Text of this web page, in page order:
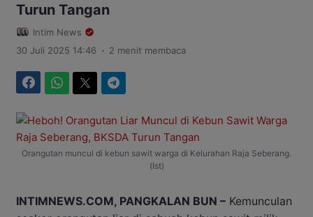
Turun Tangan
Intim News
30 Juli 2025 14:46 . 2 menit membaca
Orangutan muncul di kebun sawit warga di Kelurahan Raja Seberang.
(Ist)
INTIMNEWS.COM, PANGKALAN BUN – Kemunculan